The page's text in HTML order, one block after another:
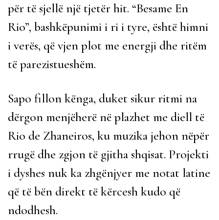
për të sjellë një tjetër hit. “Besame En
Rio”, bashkëpunimi i ri i tyre, është himni
i verës, që vjen plot me energji dhe ritëm
të parezistueshëm.
Sapo fillon kënga, duket sikur ritmi na
dërgon menjëherë në plazhet me diell të
Rio de Zhaneiros, ku muzika jehon nëpër
rrugë dhe zgjon të gjitha shqisat. Projekti
i dyshes nuk ka zhgënjyer me notat latine
që të bën direkt të kërcesh kudo që
ndodhesh.